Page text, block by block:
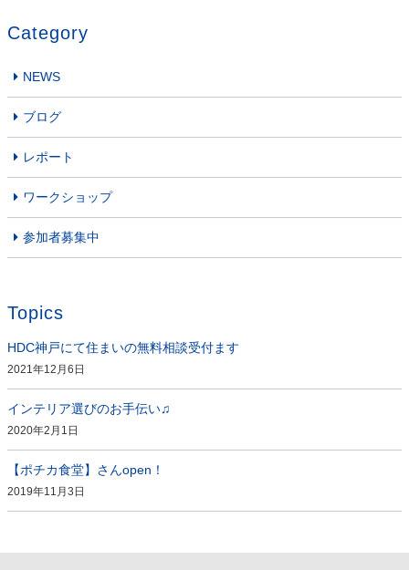
Category
NEWS
ブログ
レポート
ワークショップ
参加者募集中
Topics
HDC神戸にて住まいの無料相談受付ます
2021年12月6日
インテリア選びのお手伝い♫
2020年2月1日
【ポチカ食堂】さんopen！
2019年11月3日